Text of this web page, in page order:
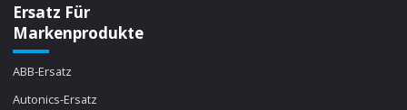
Ersatz Für
Markenprodukte
ABB-Ersatz
Autonics-Ersatz